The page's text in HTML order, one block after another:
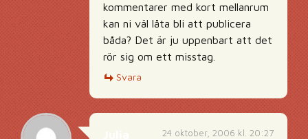
kommentarer med kort mellanrum
kan ni väl låta bli att publicera
båda? Det är ju uppenbart att det
rör sig om ett misstag.
Svara
24 oktober, 2006 kl. 20:27